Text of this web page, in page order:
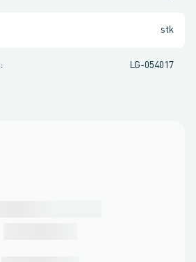
stk
: LG-054017